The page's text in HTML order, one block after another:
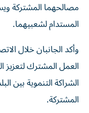
مصالحهما المشتركة
المستدام لشعبيهما.
وأكد الجانبان خلال
العمل المشترك لتعزيز
الشراكة التنموية بين
المشتركة.